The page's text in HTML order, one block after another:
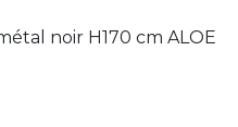
noir H170 cm ALOE